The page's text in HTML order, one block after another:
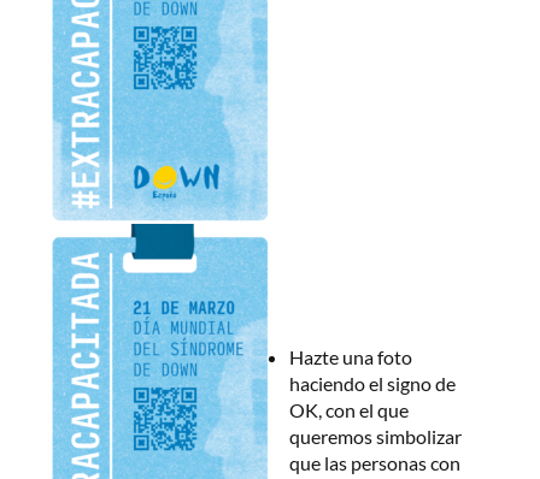
Hazte una foto
haciendo el signo de
OK, con el que
queremos simbolizar
que las personas con